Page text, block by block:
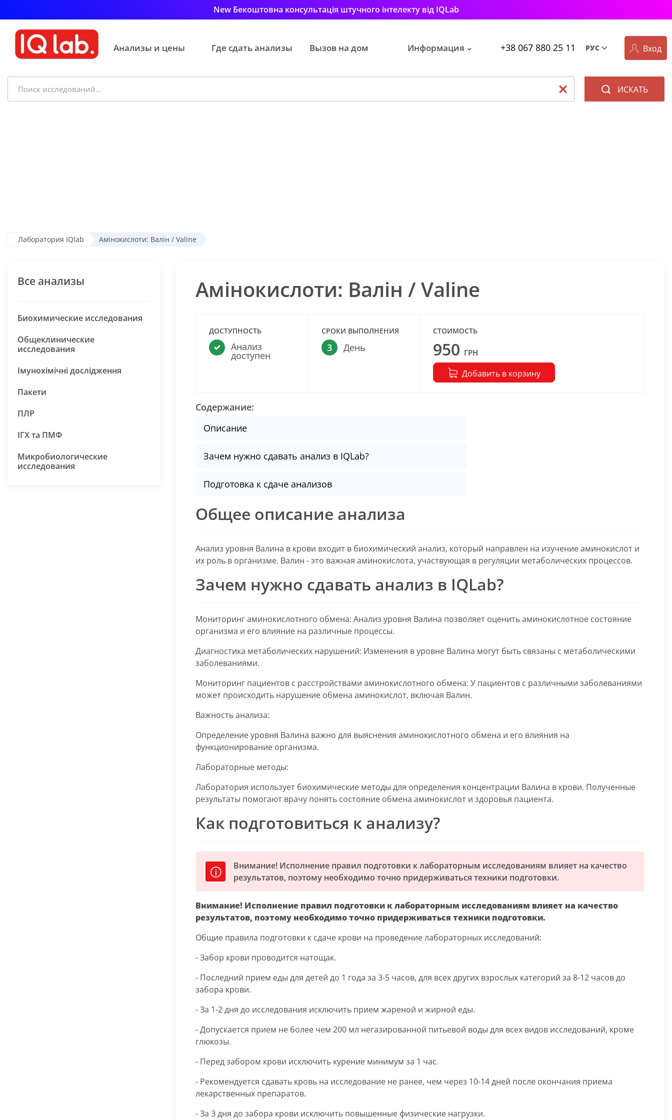
New Бекоштовна консультація штучного інтелекту від IQLab
Анализы и цены Где сдать анализы Вызов на дом Информация +38 067 880 25 11
РУС
Вход
ИСКАТЬ
Лаборатория IQlab Амінокислоти: Валін / Valine
Все анализы
Биохимические исследования
Общеклинические
исследования
Імунохімічні дослідження
Пакети
ПЛР
ІГХ та ПМФ
Микробиологические
исследования
Амінокислоти: Валін / Valine
ДОСТУПНОСТЬ
Анализ
доступен
СРОКИ ВЫПОЛНЕНИЯ
3 День
СТОИМОСТЬ
950 ГРН
Добавить в корзину
Содержание:
Описание
Зачем нужно сдавать анализ в IQLab?
Подготовка к сдаче анализов
Общее описание анализа
Анализ уровня Валина в крови входит в биохимический анализ, который направлен на изучение аминокислот и
их роль в организме. Валин - это важная аминокислота, участвующая в регуляции метаболических процессов.
Зачем нужно сдавать анализ в IQLab?
Мониторинг аминокислотного обмена: Анализ уровня Валина позволяет оценить аминокислотное состояние
организма и его влияние на различные процессы.
Диагностика метаболических нарушений: Изменения в уровне Валина могут быть связаны с метаболическими
заболеваниями.
Мониторинг пациентов с расстройствами аминокислотного обмена: У пациентов с различными заболеваниями
может происходить нарушение обмена аминокислот, включая Валин.
Важность анализа:
Определение уровня Валина важно для выяснения аминокислотного обмена и его влияния на
функционирование организма.
Лабораторные методы:
Лаборатория использует биохимические методы для определения концентрации Валина в крови. Полученные
результаты помогают врачу понять состояние обмена аминокислот и здоровья пациента.
Как подготовиться к анализу?
Внимание! Исполнение правил подготовки к лабораторным исследованиям влияет на качество
результатов, поэтому необходимо точно придерживаться техники подготовки.
Внимание! Исполнение правил подготовки к лабораторным исследованиям влияет на качество
результатов, поэтому необходимо точно придерживаться техники подготовки.
Общие правила подготовки к сдаче крови на проведение лабораторных исследований:
- Забор крови проводится натощак.
- Последний прием еды для детей до 1 года за 3-5 часов, для всех других взрослых категорий за 8-12 часов до
забора крови.
- За 1-2 дня до исследования исключить прием жареной и жирной еды.
- Допускается прием не более чем 200 мл негазированной питьевой воды для всех видов исследований, кроме
глюкозы.
- Перед забором крови исключить курение минимум за 1 час.
- Рекомендуется сдавать кровь на исследование не ранее, чем через 10-14 дней после окончания приема
лекарственных препаратов.
- За 3 дня до забора крови исключить повышенные физические нагрузки.